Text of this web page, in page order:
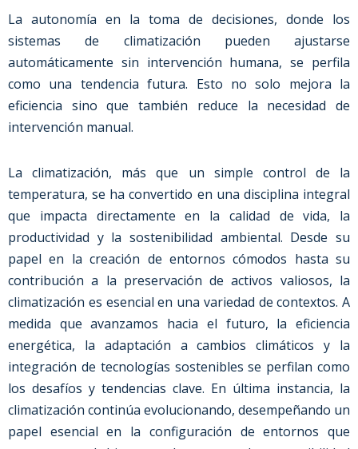
La autonomía en la toma de decisiones, donde los
sistemas de climatización pueden ajustarse
automáticamente sin intervención humana, se perfila
como una tendencia futura. Esto no solo mejora la
eficiencia sino que también reduce la necesidad de
intervención manual.
La climatización, más que un simple control de la
temperatura, se ha convertido en una disciplina integral
que impacta directamente en la calidad de vida, la
productividad y la sostenibilidad ambiental. Desde su
papel en la creación de entornos cómodos hasta su
contribución a la preservación de activos valiosos, la
climatización es esencial en una variedad de contextos. A
medida que avanzamos hacia el futuro, la eficiencia
energética, la adaptación a cambios climáticos y la
integración de tecnologías sostenibles se perfilan como
los desafíos y tendencias clave. En última instancia, la
climatización continúa evolucionando, desempeñando un
papel esencial en la configuración de entornos que